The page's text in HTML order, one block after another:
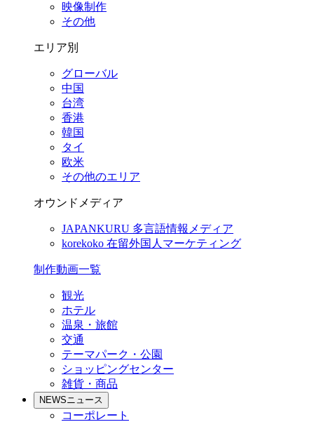
映像制作
その他
エリア別
グローバル
中国
台湾
香港
韓国
タイ
欧米
その他のエリア
オウンドメディア
JAPANKURU 多言語情報メディア
korekoko 在留外国人マーケティング
制作動画一覧
観光
ホテル
温泉・旅館
交通
テーマパーク・公園
ショッピングセンター
雑貨・商品
NEWSニュース
コーポレート